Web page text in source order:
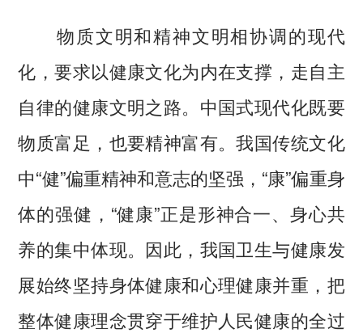
物质文明和精神文明相协调的现代
化，要求以健康文化为内在支撑，走自主
自律的健康文明之路。中国式现代化既要
物质富足，也要精神富有。我国传统文化
中“健”偏重精神和意志的坚强，“康”偏重身
体的强健，“健康”正是形神合一、身心共
养的集中体现。因此，我国卫生与健康发
展始终坚持身体健康和心理健康并重，把
整体健康理念贯穿于维护人民健康的全过